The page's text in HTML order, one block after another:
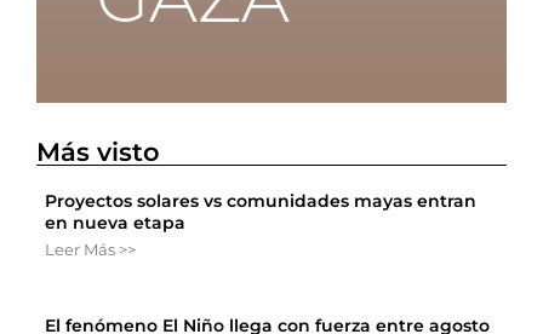
Más visto
Proyectos solares vs comunidades mayas entran
en nueva etapa
Leer Más >>
El fenómeno El Niño llega con fuerza entre agosto